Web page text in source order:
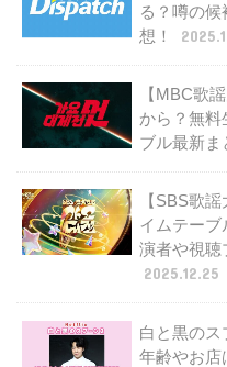
る？噂の
想！
【MBC歌
から？無料
ブル最新ま
【SBS歌
イムテーブ
演者や視聴
2025.12.25
白と黒のス
年齢やお店